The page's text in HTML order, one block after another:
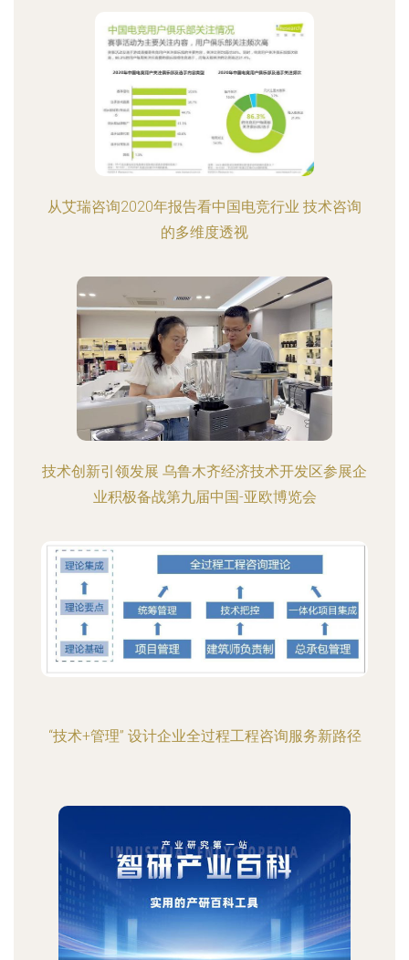
从艾瑞咨询2020年报告看中国电竞行业 技术咨询
的多维度透视
技术创新引领发展 乌鲁木齐经济技术开发区参展企
业积极备战第九届中国-亚欧博览会
“技术+管理” 设计企业全过程工程咨询服务新路径